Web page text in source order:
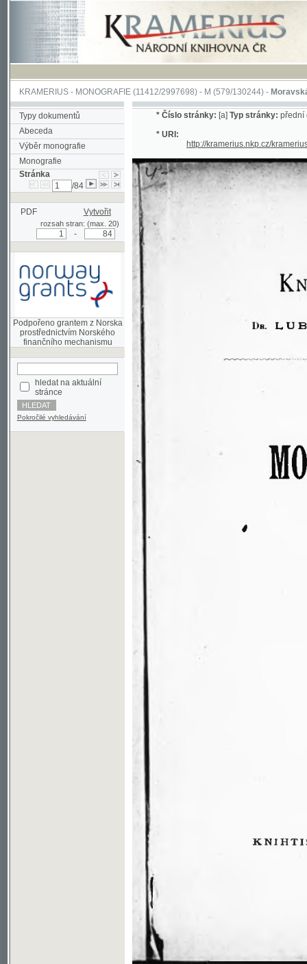
KRAMERIUS-MONOGRAFIE(11412/2997698) -M (579/130244)-Moravská
Typy dokumentů
Abeceda
Výběr monografie
Monografie
Stránka
/84
PDF Vytvořit
rozsah stran: (max. 20)
Podpořeno grantem z Norska
prostřednictvím Norského
hledat na aktuální
stránce
Pokročilé vyhledávání
http://kramerius.nkp.cz/kramerius/
Soubor ke stažení ve formátu djvu